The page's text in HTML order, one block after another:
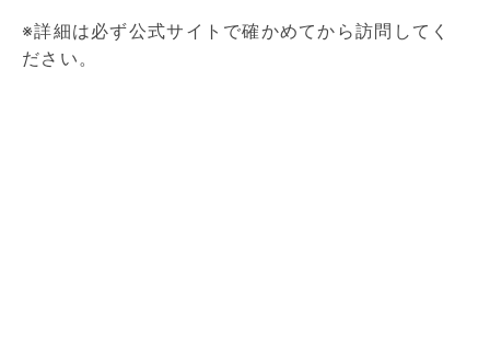
※詳細は必ず公式サイトで確かめてから訪問してく
ださい。